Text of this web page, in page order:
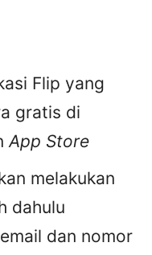
Flip yang
gratis di
App Store
melakukan
dahulu
dan nomor